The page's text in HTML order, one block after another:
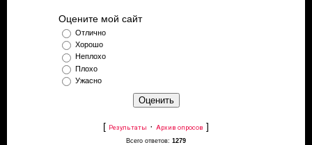
Оцените мой сайт
Отлично
Хорошо
Неплохо
Плохо
Ужасно
[ Результаты · Архив опросов ]
Всего ответов: 1279